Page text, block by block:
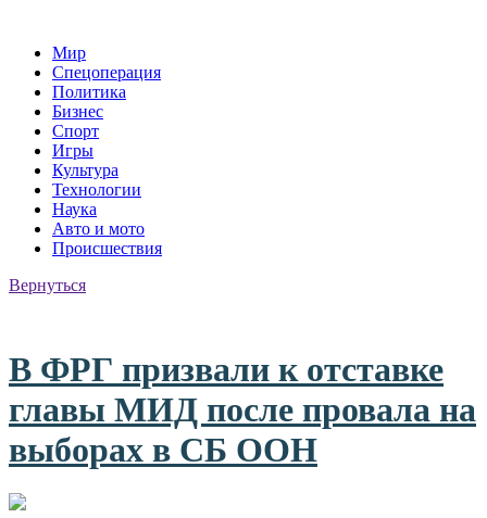
Мир
Спецоперация
Политика
Бизнес
Спорт
Игры
Культура
Технологии
Наука
Авто и мото
Происшествия
Вернуться
В ФРГ призвали к отставке
главы МИД после провала на
выборах в СБ ООН